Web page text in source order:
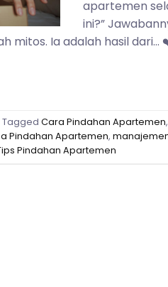
apartemen
ini?”
mitos. Ia adalah hasil dari…
Tagged Cara Pindahan Apartemen,
Pindahan Apartemen,
Pindahan Apartemen